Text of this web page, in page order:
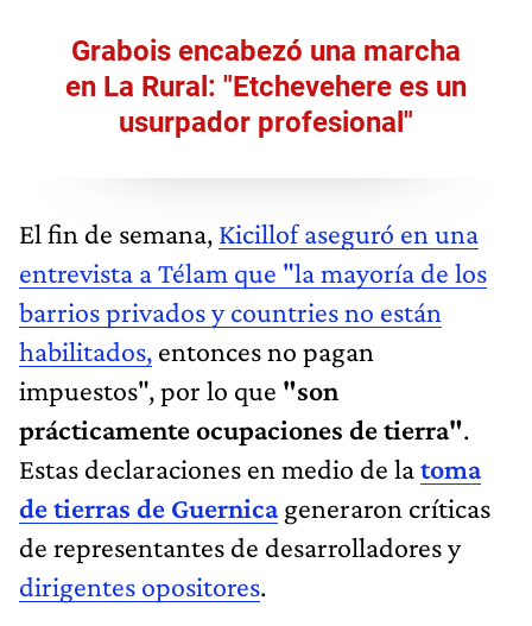
Grabois encabezó una marcha
en La Rural: "Etchevehere es un
usurpador profesional"
El fin de semana, Kicillof aseguró en una
entrevista a Télam que "la mayoría de los
barrios privados y countries no están
habilitados, entonces no pagan
impuestos", por lo que "son
prácticamente ocupaciones de tierra".
Estas declaraciones en medio de latoma
de tierras de Guernica generaron críticas
de representantes de desarrolladores y
dirigentes opositores.